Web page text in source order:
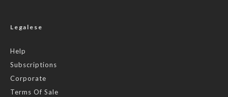
Legalese
Help
Subscriptions
Corporate
Terms Of Sale